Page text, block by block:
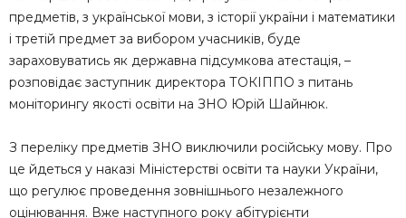
предметів, з української мови, з історії україни і математики
і третій предмет за вибором учасників, буде
зараховуватись як державна підсумкова атестація, –
розповідає заступник директора ТОКІППО з питань
моніторингу якості освіти на ЗНО Юрій Шайнюк.
З переліку предметів ЗНО виключили російську мову. Про
це йдеться у наказі Міністерстві освіти та науки України,
що регулює проведення зовнішнього незалежного
оцінювання. Вже наступного року абітурієнти